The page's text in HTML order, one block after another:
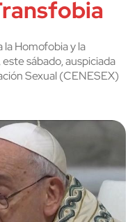
Homofobia y la
sábado, auspiciada
Sexual (CENESEX)